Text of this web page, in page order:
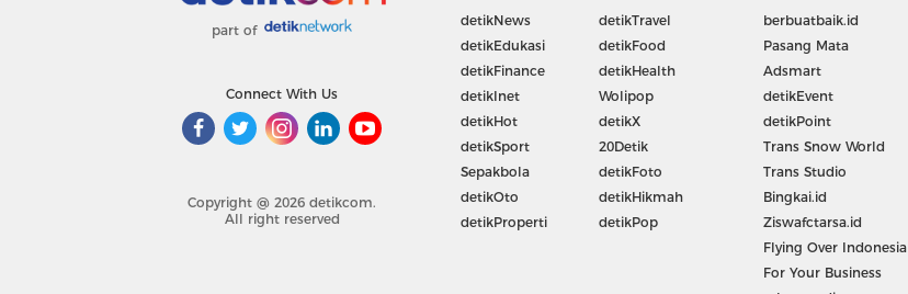
part of
Connect With Us
Copyright @ 2026 detikcom.
All right reserved
detikNews
detikEdukasi
detikFinance
detikInet
detikHot
detikSport
Sepakbola
detikOto
detikProperti
detikTravel
detikFood
detikHealth
Wolipop
detikX
20Detik
detikFoto
detikHikmah
detikPop
berbuatbaik.id
Pasang Mata
Adsmart
detikEvent
detikPoint
Trans Snow World
Trans Studio
Bingkai.id
Ziswafctarsa.id
Flying Over Indonesia
For Your Business